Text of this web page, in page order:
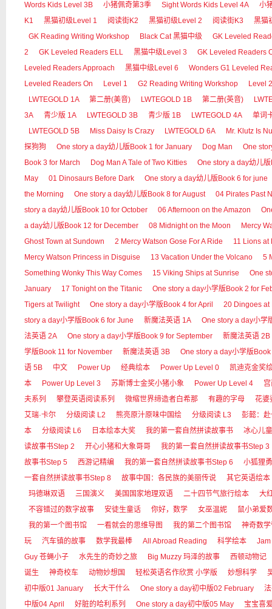
Words Kids Level 3B
小猪佩奇第3季 Sight Words Kids Level 4A
小
K1
黑猫初级Level 1 阅读街K2 黑猫初级Level 2 阅读街K3
黑猫
GK Reading Writing Workshop
Black Cat 黑猫中级
GK Leveled
2
GK Leveled Readers ELL 黑猫中级Level 3
GK Leveled Readers
Leveled Readers Approach
黑猫中级Level 6
Wonders G1 Leveled
Leveled Readers On
Level 1 G2 Reading Writing Workshop
Level 2
LWTEGOLD 1A
第二册(美音) LWTEGOLD 1B 第二册(英音)
3A
青少版 1A LWTEGOLD 3B 青少版 1B LWTEGOLD 4A
单词
LWTEGOLD 5B
Miss Daisy Is Crazy LWTEGOLD 6A
Mr. Klutz Is
探狗狗
One story a day幼儿版Book 1 for January Dog Man
One
Book 3 for March
Dog Man A Tale of Two Kitties
One story a day幼儿
May
01 Dinosaurs Before Dark
One story a day幼儿版Book 6 for june
the Morning
One story a day幼儿版Book 8 for August
04 Pirates Past
story a day幼儿版Book 10 for October
06 Afternoon on the Amazon
a day幼儿版Book 12 for December
08 Midnight on the Moon
Mercy
Ghost Town at Sundown
2 Mercy Watson Gose For A Ride
11 Lions at
Mercy Watson Princess in Disguise
13 Vacation Under the Volcano
5
Something Wonky This Way Comes
15 Viking Ships at Sunrise
One
January
17 Tonight on the Titanic
One story a day小学版Book 2 for
Tigers at Twilight
One story a day小学版Book 4 for April
20 Dingoes at
story a day小学版Book 6 for June
新魔法英语 1A
One story a day小学
法英语 2A
One story a day小学版Book 9 for September
新魔法英语 2B
学版Book 11 for November
新魔法英语 3B
One story a day小学版
语 5B
中文 Power Up 经典绘本 Power Up Level 0
凯迪克金奖
本
Power Up Level 3 苏斯博士金奖小猪小象 Power Up Level 4
夫系列
攀登英语阅读系列 微缩世界缔造者白希那 有趣的字母
花婆
艾瑞·卡尔
分级阅读 L2 熊亮原汁原味中国绘 分级阅读 L3
彭懿：
本
分级阅读 L6 日本绘本大奖 我的第一套自然拼读故事书
冰心儿
读故事书Step 2
开心小猪和大象哥哥
我的第一套自然拼读故事书Step 3
故事书Step 5
西游记精编 我的第一套自然拼读故事书Step 6
小狐狸
一套自然拼读故事书Step 8
故事中国：各民族的美丽传说
其它英语绘本
玛德琳双语
三国演义 美国国家地理双语 二十四节气旅行绘本
大
不容错过的数字故事
安徒生童话 你好，数学 女巫温妮
鼠小弟爱
我的第一个图书馆
一看就会的思维导图 我的第二个图书馆
神奇数
玩
汽车镇的故事 数学我最棒 All Abroad Reading 科学绘本
Guy 苍蝇小子
水先生的奇妙之旅 Big Muzzy 玛泽的故事
西顿动物记
诞生
神奇校车 动物妙想国 轻松英语名作欣赏 小学版 妙想科学
初中版01 January
长大干什么 One story a day初中版02 February
中版04 April
好脏的哈利系列 One story a day初中版05 May 宝宝喜